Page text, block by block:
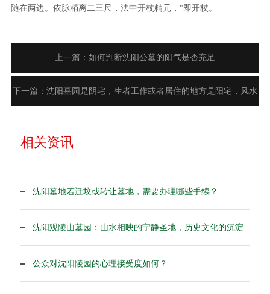
随在两边。依脉稍离二三尺，法中开杖精元，"即开杖。
上一篇：如何判断沈阳公墓的阳气是否充足
下一篇：沈阳墓园是阴宅，生者工作或者居住的地方是阳宅，风水
相关资讯
沈阳墓地若迁坟或转让墓地，需要办理哪些手续？
沈阳观陵山墓园：山水相映的宁静圣地，历史文化的沉淀
公众对沈阳陵园的心理接受度如何？